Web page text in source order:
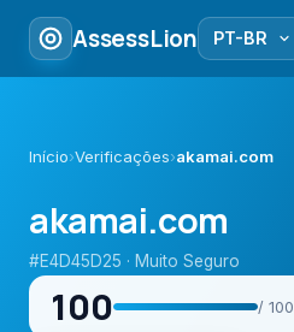
AssessLion
Início›Verificações›akamai.com
akamai.com
#E4D45D25 · Muito Seguro
100 / 100